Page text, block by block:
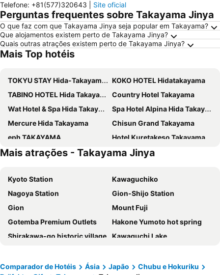
Telefone: +81(577)320643 Site oficial
Perguntas frequentes sobre Takayama Jinya
O que faz com que Takayama Jinya seja popular em Takayama?
Que alojamentos existem perto de Takayama Jinya?
Quais outras atrações existem perto de Takayama Jinya?
Mais Top hotéis
TOKYU STAY Hida-Takayama Musubi no Yu
KOKO HOTEL Hidatakayama
TABINO HOTEL Hida Takayama
Country Hotel Takayama
Wat Hotel & Spa Hida Takayama
Spa Hotel Alpina Hida Takayama
Mercure Hida Takayama
Chisun Grand Takayama
eph TAKAYAMA
Hotel Kuretakeso Takayama Ekimae
Hida Takayama Washington Hotel Plaza
Hida Hotel Plaza
Residence Hotel Takayama Station
hotel around TAKAYAMA, an Ascend Collection Hotel
fav HIDATAKAYAMA
Super Hotel Hida Takayama
Hotel Associa Takayama Resort
Hotel and Spa Gift TAKAYAMA
Route Inn Grantia Hidatakayama Wakura no yado
Hotel Wood Takayama
cup of tea ensemble
Jas Hotel Takayama
Hotel Hana
HOTEL AMANEK HidaTakayama
Mais atrações - Takayama Jinya
Kyoto Station
Kawaguchiko
Nagoya Station
Gion-Shijo Station
Gion
Mount Fuji
Gotemba Premium Outlets
Hakone Yumoto hot spring
Shirakawa-go historic village
Kawaguchi Lake
Kawaramachi Station
Nakagyo
Comparador de Hotéis Ásia Japão
Chubu e Hokuriku